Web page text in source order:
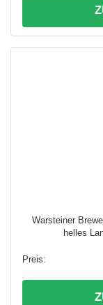
Warsteiner
helles